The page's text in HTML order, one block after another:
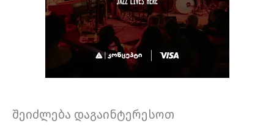
შეიძლება დაგაინტერესოთ